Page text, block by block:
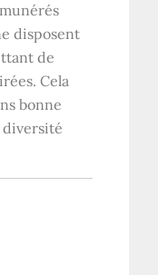
disposent
de
Cela
bonne